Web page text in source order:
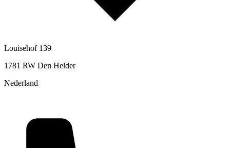
Louisehof 139
1781 RW Den Helder
Nederland